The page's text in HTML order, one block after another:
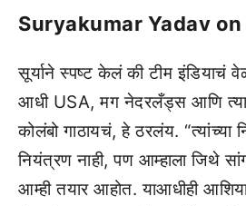
Suryakumar Yadav on
सूर्याने स्पष्ट केलं की टीम इंडियाचं
आधी USA, मग नेदरलँड्स आणि
कोलंबो गाठायचं, हे ठरलंय. “त्यांच्या
नियंत्रण नाही, पण आम्हाला जिथे
आम्ही तयार आहोत. याआधीही